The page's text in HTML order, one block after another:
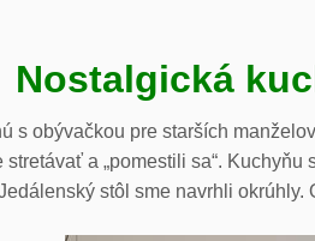
Nostalgická
s obývačkou pre starších
a „pomestili sa“.
stôl sme navrhli